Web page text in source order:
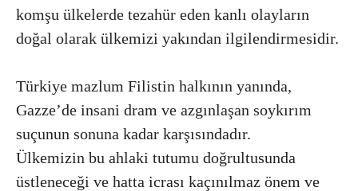
komşu ülkelerde tezahür eden kanlı olayların
doğal olarak ülkemizi yakından ilgilendirmesidir.
Türkiye mazlum Filistin halkının yanında,
Gazze’de insani dram ve azgınlaşan soykırım
suçunun sonuna kadar karşısındadır.
Ülkemizin bu ahlaki tutumu doğrultusunda
üstleneceği ve hatta icrası kaçınılmaz önem ve